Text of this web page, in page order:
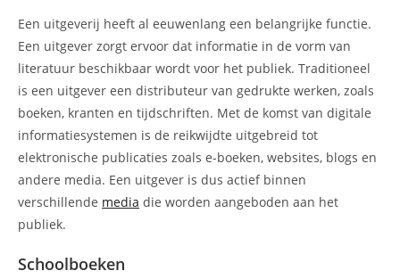
Een uitgeverij heeft al eeuwenlang een belangrijke functie.
Een uitgever zorgt ervoor dat informatie in de vorm van
literatuur beschikbaar wordt voor het publiek. Traditioneel
is een uitgever een distributeur van gedrukte werken, zoals
boeken, kranten en tijdschriften. Met de komst van digitale
informatiesystemen is de reikwijdte uitgebreid tot
elektronische publicaties zoals e-boeken, websites, blogs en
andere media. Een uitgever is dus actief binnen
verschillende media die worden aangeboden aan het
publiek.
Schoolboeken